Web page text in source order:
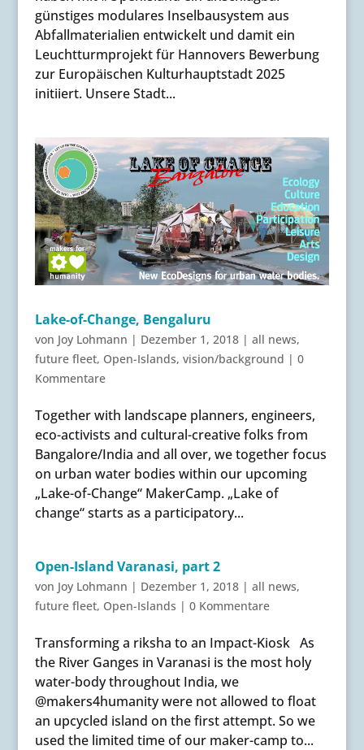
günstiges modulares Inselbausystem aus
Abfallmaterialien entwickelt und damit ein
Leuchtturmprojekt für Hannovers Bewerbung
zur Europäischen Kulturhauptstadt 2025
initiiert. Unsere Stadt...
Lake-of-Change, Bengaluru
von Joy Lohmann | Dezember 1, 2018| all news,
future fleet, Open-Islands, vision/background | 0
Kommentare
Together with landscape planners, engineers,
eco-activists and cultural-creative folks from
Bangalore/India and all over, we together focus
on urban water bodies within our upcoming
„Lake-of-Change“ MakerCamp. „Lake of
change“ starts as a participatory...
Open-Island Varanasi, part 2
von Joy Lohmann | Dezember 1, 2018| all news,
future fleet, Open-Islands | 0 Kommentare
Transforming a riksha to an Impact-Kiosk As
the River Ganges in Varanasi is the most holy
water-body throughout India, we
@makers4humanity were not allowed to float
an upcycled island on the first attempt. So we
used the limited time of our maker-camp to...